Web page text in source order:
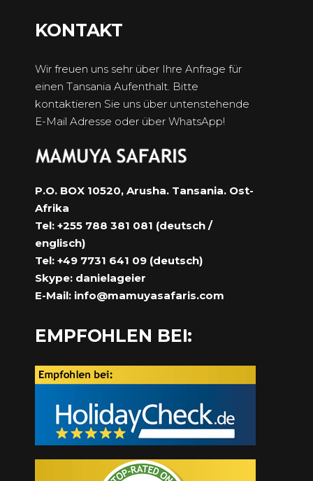
KONTAKT
Wir freuen uns sehr über Ihre Anfrage für
einen Tansania Aufenthalt. Bitte
kontaktieren Sie uns über untenstehende
E-Mail Adresse oder über WhatsApp!
P.O. BOX 10520, Arusha. Tansania. Ost-
Afrika
Tel: +255 788 381 081 (deutsch /
englisch)
Tel: +49 7731 641 09 (deutsch)
Skype: danielageier
E-Mail: info@mamuyasafaris.com
EMPFOHLEN BEI: